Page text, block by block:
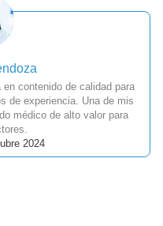
contenido de calidad para
de experiencia. Una de mis
médico de alto valor para
2024